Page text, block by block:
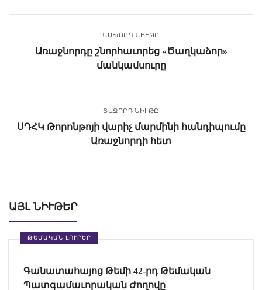
ՆԱԽՈՐԴ ՆԻՒԹԸ
Առաջնորդը շնորհաւորեց «Ծաղկաձոր»
մանկամսուրը
ՅԱՋՈՐԴ ՆԻՒԹԸ
ՍԴՀԿ Թորոնթոյի վարիչ մարմինի հանդիպումը
Առաջնորդի հետ
ԱՅԼ ՆԻՒԹԵՐ
ԹԵՄԱԿԱՆ ԼՈՒՐԵՐ
Գանատահայոց Թեմի 42-րդ Թեմական
Պատգամաւորական Ժողովը